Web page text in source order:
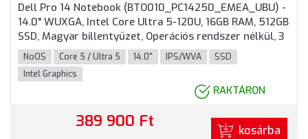
Dell Pro 14 Notebook (BTO010_PC14250_EMEA_UBU) -
14.0" WUXGA, Intel Core Ultra 5-120U, 16GB RAM, 512GB
SSD, Magyar billentyűzet, Operációs rendszer nélkül, 3
év garancia, Grafitszürke színben
NoOS Core 5 / Ultra 5 14.0" IPS/WVA
SSD
Intel Graphics
RAKTÁRON
389 900 Ft kosárba